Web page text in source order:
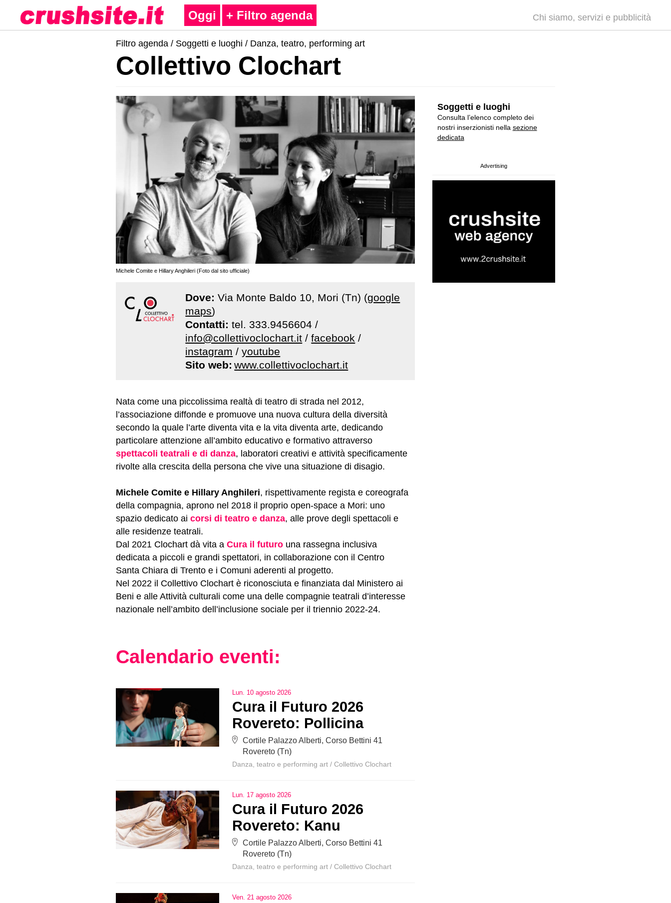
Oggi + Filtro agenda Chi siamo, servizi e pubblicità
Filtro agenda / Soggetti e luoghi / Danza, teatro, performing art
Collettivo Clochart
Michele Comite e Hillary Anghileri (Foto dal sito ufficiale)
Dove:Via Monte Baldo 10, Mori (Tn) (google
maps)
Contatti:tel. 333.9456604 /
info@collettivoclochart.it /facebook /
instagram /youtube
Sito web: www.collettivoclochart.it
Nata come una piccolissima realtà di teatro di strada nel 2012,
l’associazione diffonde e promuove una nuova cultura della diversità
secondo la quale l’arte diventa vita e la vita diventa arte, dedicando
particolare attenzione all’ambito educativo e formativo attraverso
spettacoli teatrali e di danza, laboratori creativi e attività specificamente
rivolte alla crescita della persona che vive una situazione di disagio.
Michele Comite e Hillary Anghileri, rispettivamente regista e coreografa
della compagnia, aprono nel 2018 il proprio open-space a Mori: uno
spazio dedicato ai corsi di teatro e danza, alle prove degli spettacoli e
alle residenze teatrali.
Dal 2021 Clochart dà vita a Cura il futuro una rassegna inclusiva
dedicata a piccoli e grandi spettatori, in collaborazione con il Centro
Santa Chiara di Trento e i Comuni aderenti al progetto.
Nel 2022 il Collettivo Clochart è riconosciuta e finanziata dal Ministero ai
Beni e alle Attività culturali come una delle compagnie teatrali d’interesse
nazionale nell’ambito dell’inclusione sociale per il triennio 2022-24.
Calendario eventi:
Lun. 10 agosto 2026
Cura il Futuro 2026
Rovereto: Pollicina
Cortile Palazzo Alberti, Corso Bettini 41
Rovereto (Tn)
Danza, teatro e performing art /Collettivo Clochart
Lun. 17 agosto 2026
Cura il Futuro 2026
Rovereto: Kanu
Cortile Palazzo Alberti, Corso Bettini 41
Rovereto (Tn)
Danza, teatro e performing art /Collettivo Clochart
Ven.21 agosto 2026
Soggetti e luoghi
Consulta l’elenco completo dei
nostri inserzionisti nella sezione
dedicata
Advertising